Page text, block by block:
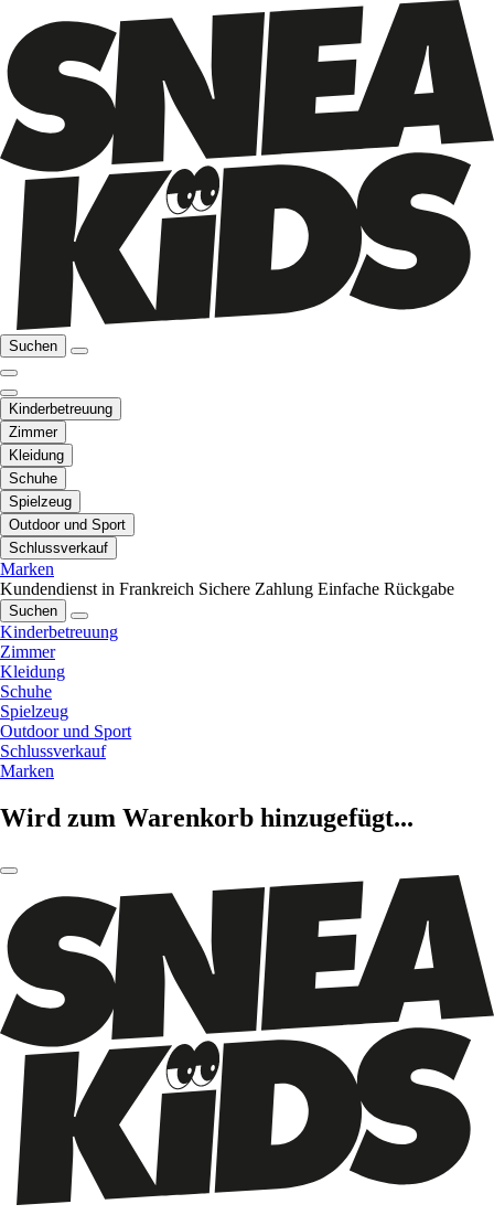
Suchen
Kinderbetreuung
Zimmer
Kleidung
Schuhe
Spielzeug
Outdoor und Sport
Schlussverkauf
Marken
Kundendienst in Frankreich Sichere Zahlung Einfache Rückgabe
Suchen
Kinderbetreuung
Zimmer
Kleidung
Schuhe
Spielzeug
Outdoor und Sport
Schlussverkauf
Marken
Wird zum Warenkorb hinzugefügt...